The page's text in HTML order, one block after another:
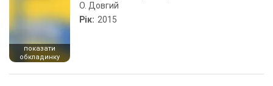
показати
обкладинку
О. Довгий
Рік: 2015